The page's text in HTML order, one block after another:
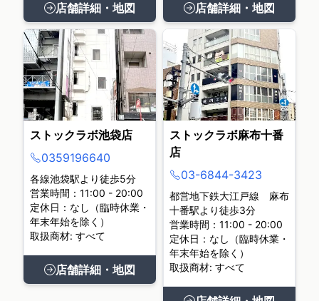
店舗詳細・地図 店舗詳細・地図
ストックラボ池袋店
0359196640
各線池袋駅より徒歩5分
営業時間：11:00 - 20:00
定休日：なし（臨時休業・
年末年始を除く）
取扱商材: すべて
店舗詳細・地図
ストックラボ麻布十番
店
03-6844-3423
都営地下鉄大江戸線 麻布
十番駅より徒歩3分
営業時間：11:00 - 20:00
定休日：なし（臨時休業・
年末年始を除く）
取扱商材: すべて